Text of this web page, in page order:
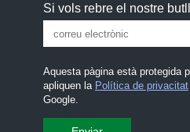
Si vols rebre el nostre
Aquesta pàgina està protegida
apliquen la Política de privacitat
Google.